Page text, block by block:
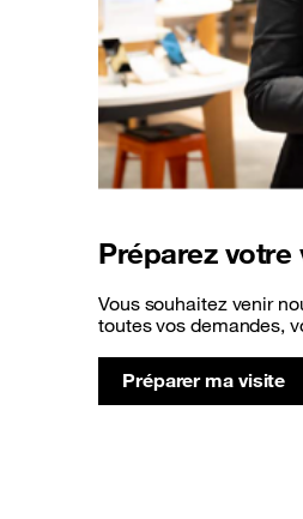
Préparez
Vous souhaitez venir
toutes vos demandes,
Préparer ma visite